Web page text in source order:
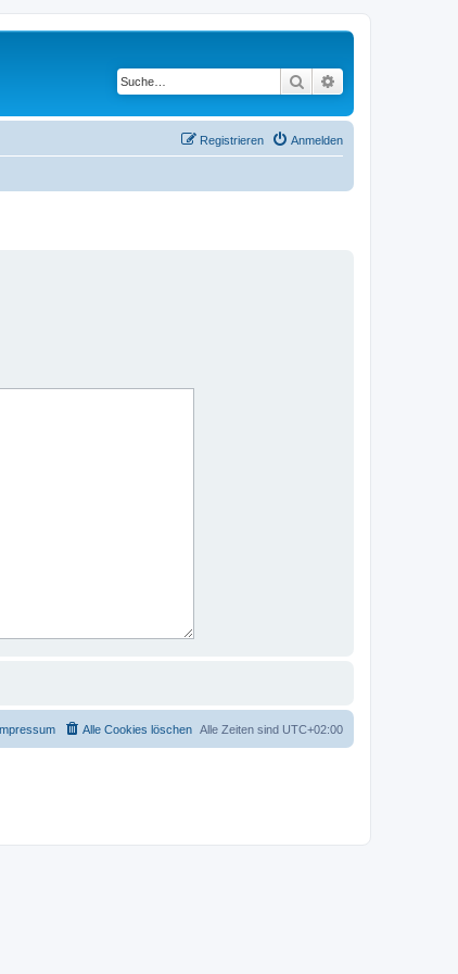
Suche
Anmelden
Registrieren
Alle Zeiten sind UTC+02:00
Alle Cookies löschen